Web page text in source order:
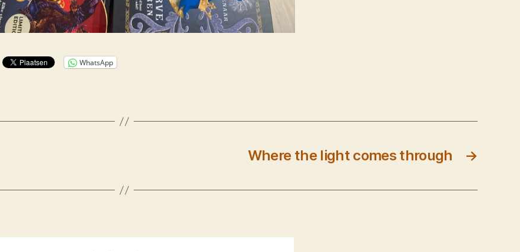
WhatsApp
→
Where the light comes through